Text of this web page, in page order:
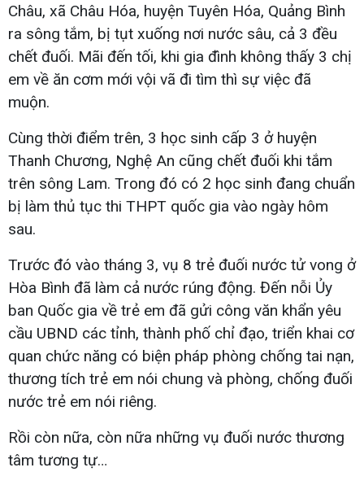
Châu, xã Châu Hóa, huyện Tuyên Hóa, Quảng Bình
ra sông tắm, bị tụt xuống nơi nước sâu, cả 3 đều
chết đuối. Mãi đến tối, khi gia đình không thấy 3 chị
em về ăn cơm mới vội vã đi tìm thì sự việc đã
muộn.
Cùng thời điểm trên, 3 học sinh cấp 3 ở huyện
Thanh Chương, Nghệ An cũng chết đuối khi tắm
trên sông Lam. Trong đó có 2 học sinh đang chuẩn
bị làm thủ tục thi THPT quốc gia vào ngày hôm
sau.
Trước đó vào tháng 3, vụ 8 trẻ đuối nước tử vong ở
Hòa Bình đã làm cả nước rúng động. Đến nỗi Ủy
ban Quốc gia về trẻ em đã gửi công văn khẩn yêu
cầu UBND các tỉnh, thành phố chỉ đạo, triển khai cơ
quan chức năng có biện pháp phòng chống tai nạn,
thương tích trẻ em nói chung và phòng, chống đuối
nước trẻ em nói riêng.
Rồi còn nữa, còn nữa những vụ đuối nước thương
tâm tương tự…